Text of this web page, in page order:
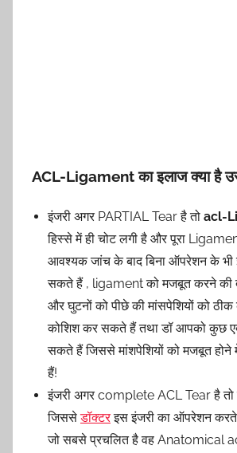
ACL-Ligament का इलाज क्या है
इंजरी अगर PARTIAL Tear है तो acl-
हिस्से में ही चोट लगी है और पूरा
आवश्यक जांच के बाद बिना ऑपरेशन के भी
सकते हैं , ligament को मजबूत करने की
और घुटनों को पीछे की मांसपेशियों को
कोशिश कर सकते हैं तथा डॉ आपको कुछ
सकते हैं जिससे मांशपेशियों को मजबूत होने
हैं!
इंजरी अगर complete ACL Tear है तो
जिससेडॉक्टरइस इंजरी का ऑपरेशन
जो सबसे प्रचलित है वह Anatomical